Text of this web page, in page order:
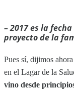
–2017 es la
proyecto de la
Pues sí, dijimos
en el Lagar de la
vino desde